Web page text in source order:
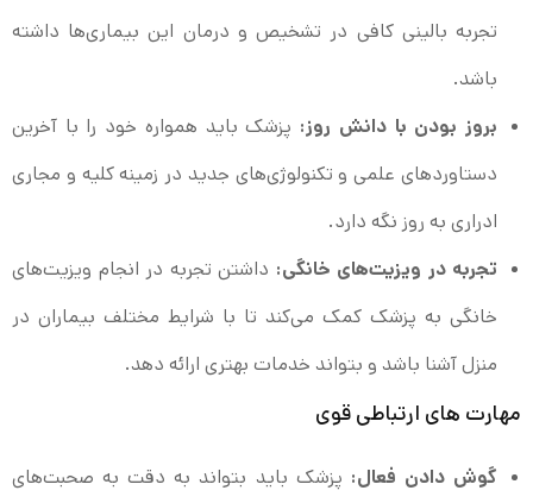
تجربه بالینی کافی در تشخیص و درمان این بیماری‌ها داشته
باشد.
بروز بودن با دانش روز:پزشک باید همواره خود را با آخرین
دستاوردهای علمی و تکنولوژی‌های جدید در زمینه کلیه و مجاری
ادراری به روز نگه دارد.
تجربه در ویزیت‌های خانگی:داشتن تجربه در انجام ویزیت‌های
خانگی به پزشک کمک می‌کند تا با شرایط مختلف بیماران در
منزل آشنا باشد و بتواند خدمات بهتری ارائه دهد.
مهارت‌ های ارتباطی قوی
گوش دادن فعال:پزشک باید بتواند به دقت به صحبت‌های